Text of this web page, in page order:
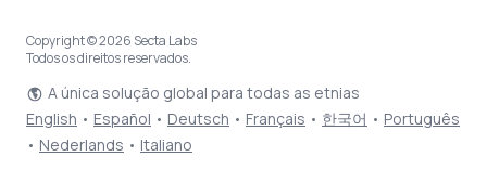
Copyright © 2026 Secta Labs
Todos os direitos reservados.
A única solução global para todas as etnias
English • Español • Deutsch • Français • 한국어 • Português
• Nederlands • Italiano